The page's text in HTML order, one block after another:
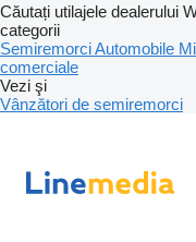
Căutați utilajele dealerului
categorii
SemiremorciAutomobile
comerciale
Vezi şi
Vânzători de semiremorci